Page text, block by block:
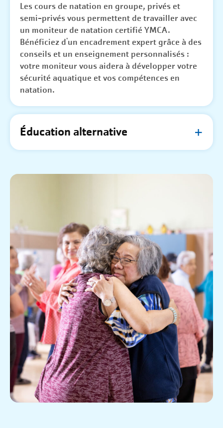
Les cours de natation en groupe, privés et
semi-privés vous permettent de travailler avec
un moniteur de natation certifié YMCA.
Bénéficiez d'un encadrement expert grâce à des
conseils et un enseignement personnalisés :
votre moniteur vous aidera à développer votre
sécurité aquatique et vos compétences en
natation.
Éducation alternative